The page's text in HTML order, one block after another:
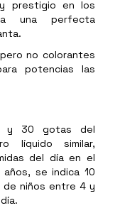
prestigio en los
una perfecta
no colorantes
potencias las
y 30 gotas del
líquido similar,
del día en el
se indica 10
niños entre 4 y